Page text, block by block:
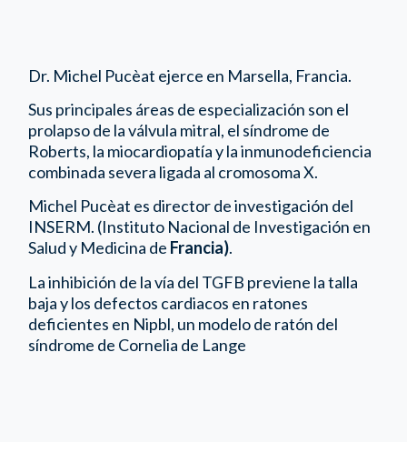
Dr. Michel Pucèat ejerce en Marsella, Francia.
Sus principales áreas de especialización son el
prolapso de la válvula mitral, el síndrome de
Roberts, la miocardiopatía y la inmunodeficiencia
combinada severa ligada al cromosoma X.
Michel Pucèat es director de investigación del
INSERM. (Instituto Nacional de Investigación en
Salud y Medicina de Francia).
La inhibición de la vía del TGFB previene la talla
baja y los defectos cardiacos en ratones
deficientes en Nipbl, un modelo de ratón del
síndrome de Cornelia de Lange